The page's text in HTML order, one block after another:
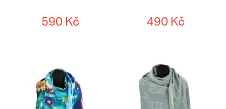
590 Kč 490 Kč